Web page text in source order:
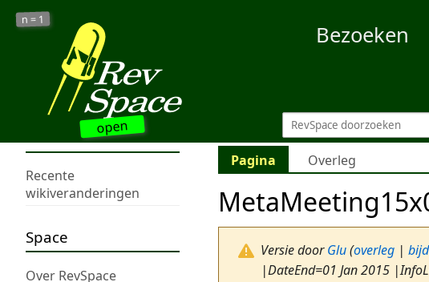
open
n = 1
Bezoeken
Recente
wikiveranderingen
Space
Over RevSpace
Pagina Overleg
Versie doorGlu(overleg |
|DateEnd=01 Jan 2015